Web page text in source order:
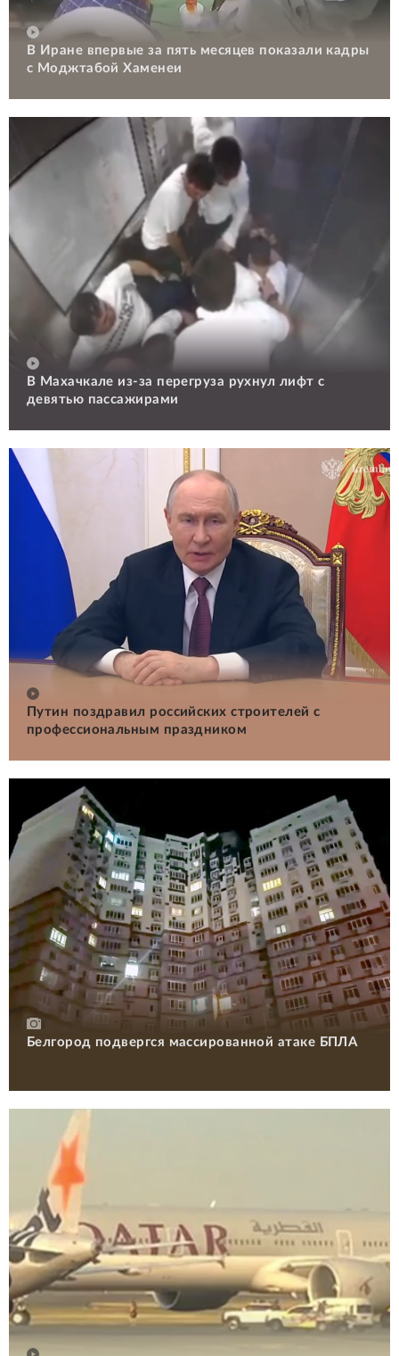
В Иране впервые за пять месяцев показали кадры
с Моджтабой Хаменеи
В Махачкале из-за перегруза рухнул лифт с
девятью пассажирами
Путин поздравил российских строителей с
профессиональным праздником
Белгород подвергся массированной атаке БПЛА